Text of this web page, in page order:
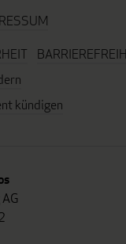
kündigen